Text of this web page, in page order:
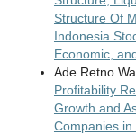
Structure Of
Indonesia
Economic,
Ade Retno
Profitability
Growth and
Companies